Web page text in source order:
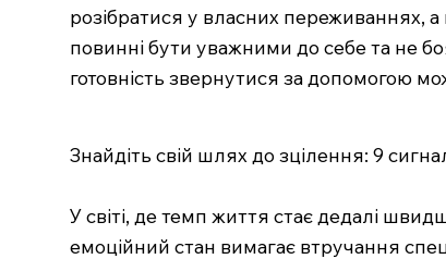
розібратися у власних переживаннях,
повинні бути уважними до себе та не
готовність звернутися за допомогою
Знайдіть свій шлях до зцілення: 9
У світі, де темп життя стає дедалі
емоційний стан вимагає втручання